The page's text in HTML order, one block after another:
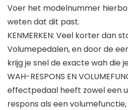
Voer het modelnummer
weten dat dit past.
KENMERKEN: Veel korter dan
Volumepedalen, en door de
krijg je snel de exacte wah die
WAH-RESPONS EN
effectpedaal heeft zowel een
respons als een